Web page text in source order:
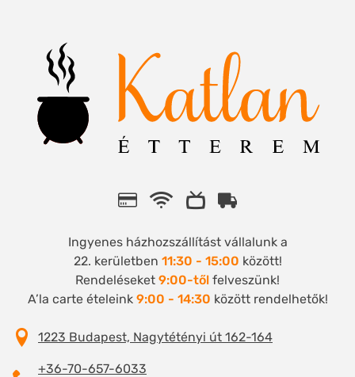
1223 Budapest, Nagytétényi út 162-164
+36-70-657-6033
Ingyenes házhozszállítást vállalunk a
22. kerületben 11:30 - 15:00 között!
Rendeléseket 9:00-től felveszünk!
A’la carte ételeink 9:00 - 14:30 között rendelhetők!